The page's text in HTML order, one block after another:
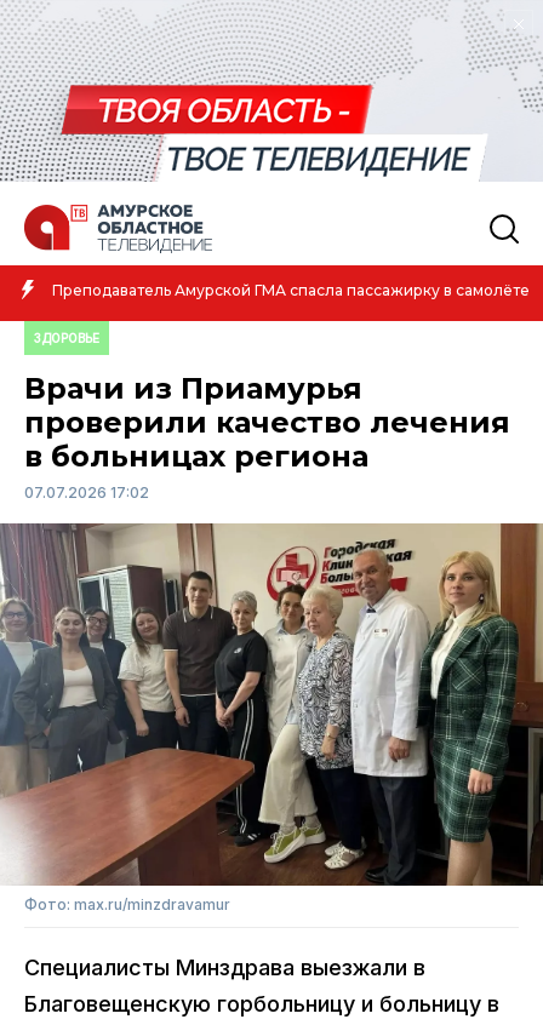
Амурская спортсменка выиграла первенство России
ЗДОРОВЬЕ
Врачи из Приамурья
проверили качество лечения
в больницах региона
07.07.2026 17:02
Фото: max.ru/minzdravamur
Специалисты Минздрава выезжали в
Благовещенскую горбольницу и больницу в